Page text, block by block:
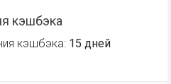
кэшбэка
кэшбэка: 15 дней